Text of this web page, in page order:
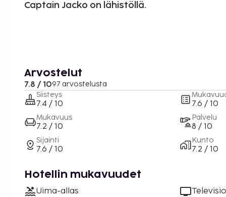
Captain Jacko on lähistöllä.
Arvostelut
7.8 / 1097 arvostelusta
Siisteys
7.4 / 10
Mukavuus
7.2 / 10
Sijainti
7.6 / 10
7.6 / 10
Palvelu
8 / 10
Kunto
7.2 / 10
Hotellin mukavuudet
Uima-allas
Televisio